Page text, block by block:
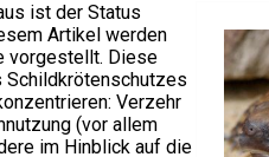
ist der Status
Artikel werden
vorgestellt. Diese
Schildkrötenschutzes
Verzehr
(vor allem
im Hinblick auf die